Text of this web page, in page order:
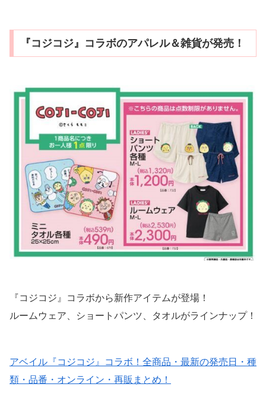
『コジコジ』コラボのアパレル＆雑貨が発売！
『コジコジ』コラボから新作アイテムが登場！
ルームウェア、ショートパンツ、タオルがラインナップ！
アベイル『コジコジ』コラボ！全商品・最新の発売日・種
類・品番・オンライン・再販まとめ！